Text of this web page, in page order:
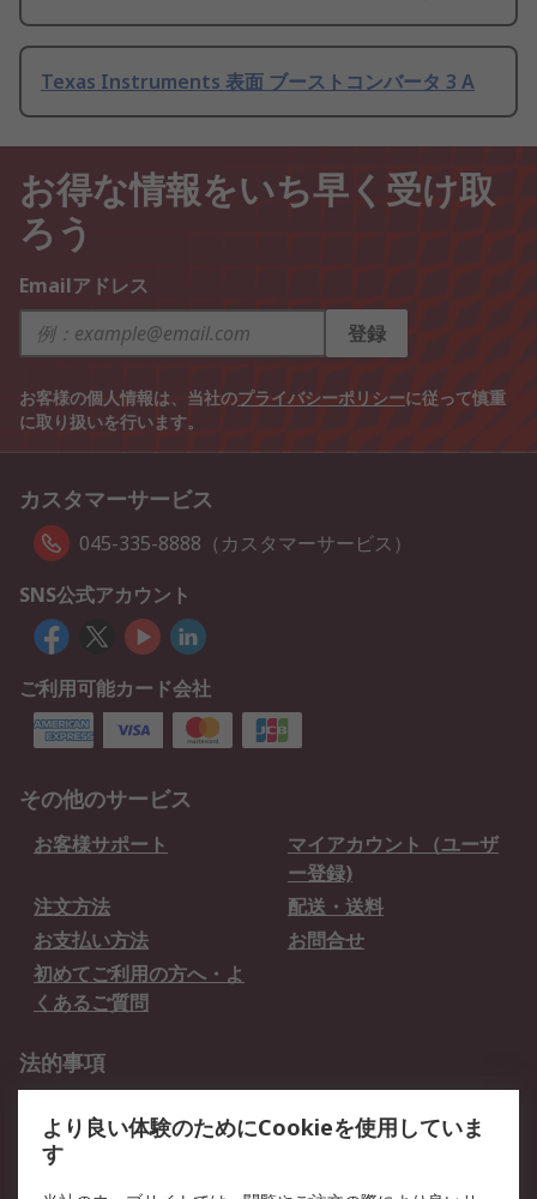
Texas Instruments 表面 ブーストコンバータ 3 A
お得な情報をいち早く受け取
ろう
Emailアドレス
登録
お客様の個人情報は、当社のプライバシーポリシーに従って慎重
に取り扱いを行います。
カスタマーサービス
045-335-8888（カスタマーサービス）
SNS公式アカウント
ご利用可能カード会社
その他のサービス
お客様サポート
マイアカウント（ユーザ
ー登録)
注文方法
配送・送料
お支払い方法
お問合せ
初めてご利用の方へ・よ
くあるご質問
法的事項
クッキーポリシー
より良い体験のためにCookieを使用していま
す